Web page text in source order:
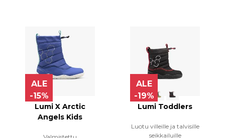
ALE
-15%
Lumi X Arctic
Angels Kids
ALE
-19%
Lumi Toddlers
Luotu villeille ja talvisille
seikkailuille